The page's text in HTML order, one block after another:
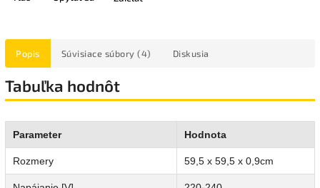
Popis Súvisiace súbory (4) Diskusia
Tabuľka hodnôt
Parameter Hodnota
Rozmery 59,5 x 59,5 x 0,9cm